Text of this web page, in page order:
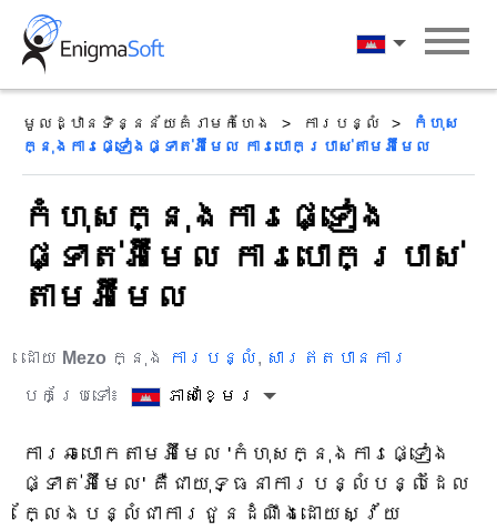
Skip
content
ភាសាខ្មែរ
មូលដ្ឋានទិន្នន័យគំរាមកំហែង ការបន្លំ
កំហុស
ក្នុងការផ្ទៀងផ្ទាត់អ៊ីមែល ការបោកប្រាស់តាមអ៊ីមែល
កំហុសក្នុងការផ្ទៀង
ផ្ទាត់អ៊ីមែល ការបោកប្រាស់
តាមអ៊ីមែល
ដោយ Mezo ក្នុង ការបន្លំ, សារឥតបានការ
បកប្រែទៅ៖
ភាសាខ្មែរ
ការឆបោកតាមអ៊ីមែល 'កំហុសក្នុងការផ្ទៀង
ផ្ទាត់អ៊ីមែល' គឺជាយុទ្ធនាការបន្លំបន្លំដែល
ក្លែងបន្លំជាការជូនដំណឹងដោយស្វ័យ